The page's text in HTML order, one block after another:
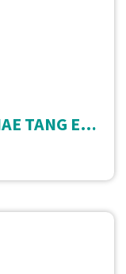
THAÏLANDE - LA RIVIÈRE MAE TANG EN RAFTING BAMBOU